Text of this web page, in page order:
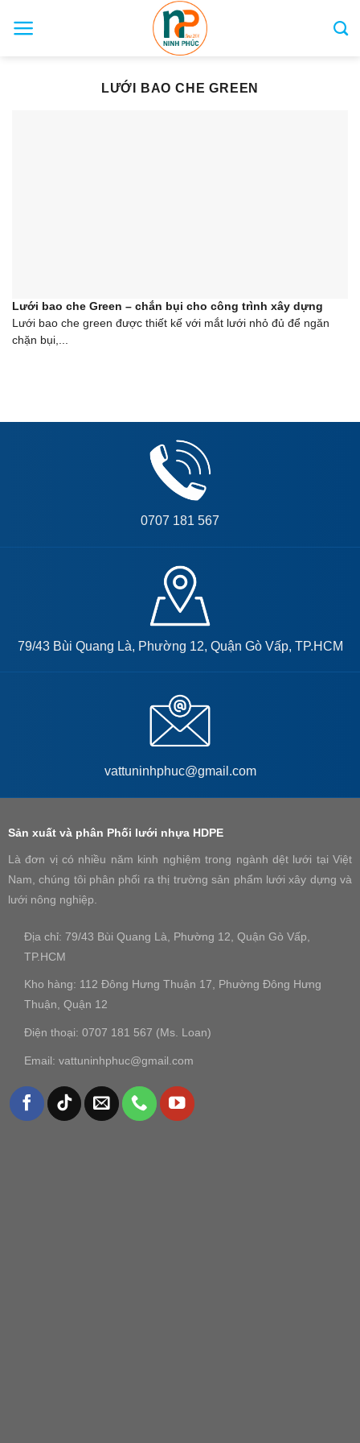
LƯỚI BAO CHE GREEN
Lưới bao che Green – chắn bụi cho công trình xây dựng
Lưới bao che green được thiết kế với mắt lưới nhỏ đủ để ngăn
chặn bụi,...
0707 181 567
79/43 Bùi Quang Là, Phường 12, Quận Gò Vấp, TP.HCM
vattuninhphuc@gmail.com
Sản xuất và phân Phối lưới nhựa HDPE
Là đơn vị có nhiều năm kinh nghiệm trong ngành dệt lưới tại Việt
Nam, chúng tôi phân phối ra thị trường sản phẩm lưới xây dựng và
lưới nông nghiệp.
Địa chỉ: 79/43 Bùi Quang Là, Phường 12, Quận Gò Vấp,
TP.HCM
Kho hàng: 112 Đông Hưng Thuận 17, Phường Đông Hưng
Thuận, Quận 12
Điện thoại: 0707 181 567 (Ms. Loan)
Email: vattuninhphuc@gmail.com